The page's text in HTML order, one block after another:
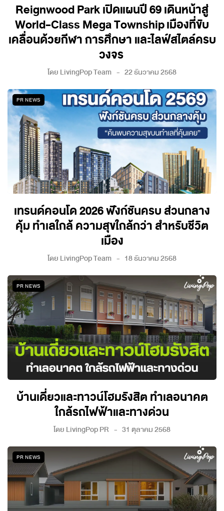
Reignwood Park เปิดแผนปี 69 เดินหน้าสู่
World-Class Mega Township เมืองที่ขับ
เคลื่อนด้วยกีฬา การศึกษา และไลฟ์สไตล์ครบ
วงจร
โดย LivingPop Team 22 ธันวาคม 2568
PR NEWS
เทรนด์คอนโด 2026 ฟังก์ชันครบ ส่วนกลาง
คุ้ม ทำเลใกล้ ความสุขใกล้กว่า สำหรับชีวิต
เมือง
โดย LivingPop Team 18 ธันวาคม 2568
PR NEWS
บ้านเดี่ยวและทาวน์โฮมรังสิต ทำเลอนาคต
ใกล้รถไฟฟ้าและทางด่วน
โดย LivingPop PR 31 ตุลาคม 2568
PR NEWS